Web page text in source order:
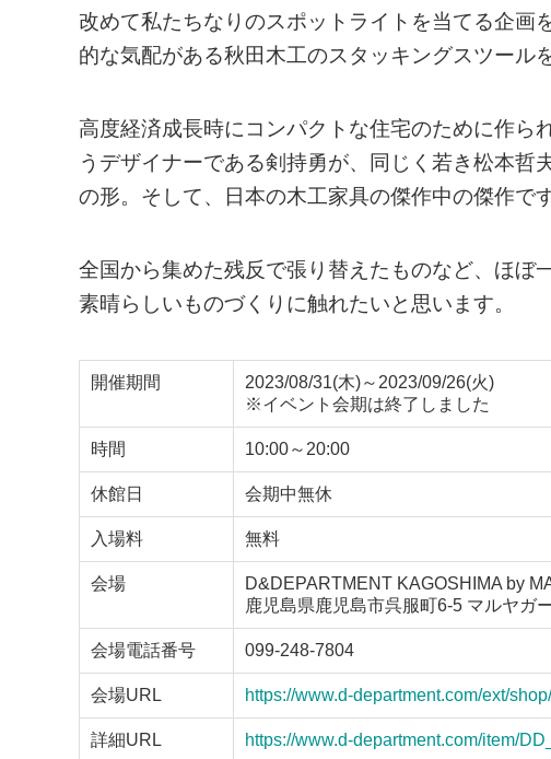
改めて私たちなりのスポットライトを当てる企画
的な気配がある秋田木工のスタッキングスツール
高度経済成長時にコンパクトな住宅のために作ら
うデザイナーである剣持勇が、同じく若き松本
の形。そして、日本の木工家具の傑作中の傑作です
全国から集めた残反で張り替えたものなど、ほぼ
素晴らしいものづくりに触れたいと思います。
開催期間
2023/08/31(木)～2023/09/26(火)
※イベント会期は終了しました
時間 10:00～20:00
休館日 会期中無休
入場料 無料
会場
D&DEPARTMENT KAGOSHIMA by
鹿児島県鹿児島市呉服町6-5 マルヤガ
会場電話番号 099-248-7804
会場URL https://www.d-department.com/ext/
詳細URL https://www.d-department.com/item/